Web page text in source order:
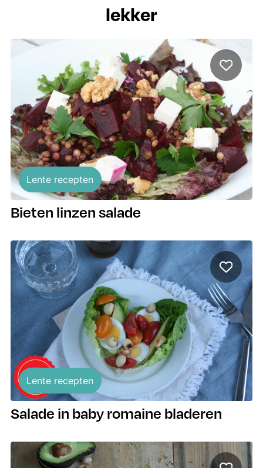
lekker
Lente recepten
Bieten linzen salade
Lente recepten
Salade in baby romaine bladeren